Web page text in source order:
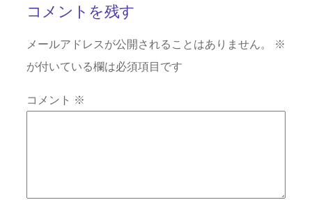
コメントを残す
メールアドレスが公開されることはありません。
※
が付いている欄は必須項目です
コメント ※